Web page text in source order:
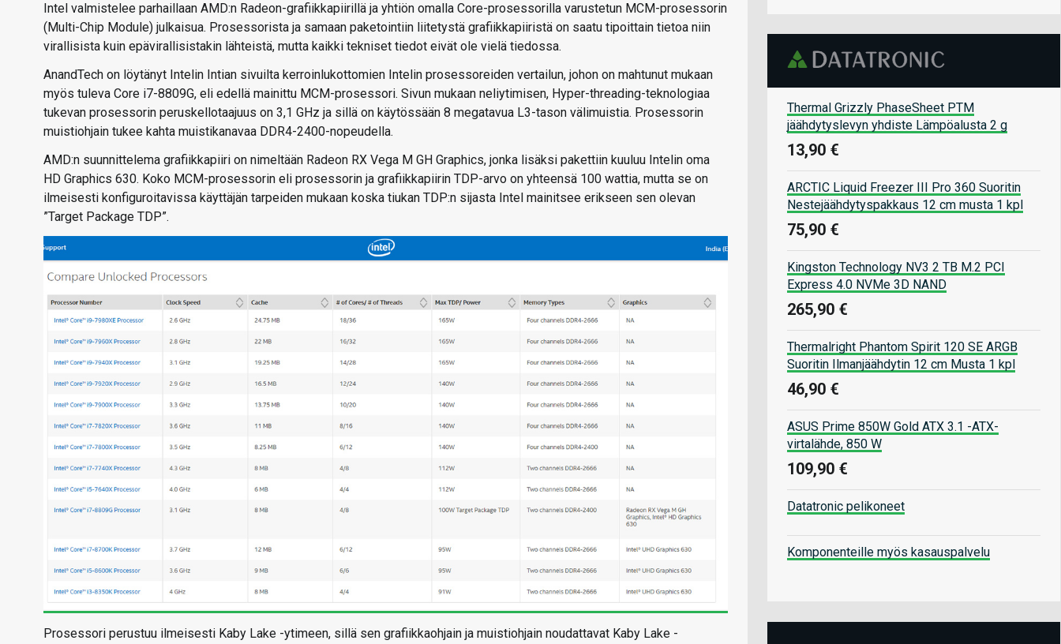
Intel valmistelee parhaillaan AMD:n Radeon-grafiikkapiirillä ja yhtiön omalla Core-prosessorilla varustetun MCM-prosessorin
(Multi-Chip Module) julkaisua. Prosessorista ja samaan paketointiin liitetystä grafiikkapiiristä on saatu tipoittain tietoa niin
virallisista kuin epävirallisistakin lähteistä, mutta kaikki tekniset tiedot eivät ole vielä tiedossa.
AnandTech on löytänyt Intelin Intian sivuilta kerroinlukottomien Intelin prosessoreiden vertailun, johon on mahtunut mukaan
myös tuleva Core i7-8809G, eli edellä mainittu MCM-prosessori. Sivun mukaan neliytimisen, Hyper-threading-teknologiaa
tukevan prosessorin peruskellotaajuus on 3,1 GHz ja sillä on käytössään 8 megatavua L3-tason välimuistia. Prosessorin
muistiohjain tukee kahta muistikanavaa DDR4-2400-nopeudella.
AMD:n suunnittelema grafiikkapiiri on nimeltään Radeon RX Vega M GH Graphics, jonka lisäksi pakettiin kuuluu Intelin oma
HD Graphics 630. Koko MCM-prosessorin eli prosessorin ja grafiikkapiirin TDP-arvo on yhteensä 100 wattia, mutta se on
ilmeisesti konfiguroitavissa käyttäjän tarpeiden mukaan koska tiukan TDP:n sijasta Intel mainitsee erikseen sen olevan
”Target Package TDP”.
Prosessori perustuu ilmeisesti Kaby Lake -ytimeen, sillä sen grafiikkaohjain ja muistiohjain noudattavat Kaby Lake -
Thermal Grizzly PhaseSheet PTM
jäähdytyslevyn yhdiste Lämpöalusta 2 g
13,90 €
ARCTIC Liquid Freezer III Pro 360 Suoritin
Nestejäähdytyspakkaus 12 cm musta 1 kpl
75,90 €
Kingston Technology NV3 2 TB M.2 PCI
Express 4.0 NVMe 3D NAND
265,90 €
Thermalright Phantom Spirit 120 SE ARGB
Suoritin Ilmanjäähdytin 12 cm Musta 1 kpl
46,90 €
ASUS Prime 850W Gold ATX 3.1 -ATX-
virtalähde, 850 W
109,90 €
Datatronic pelikoneet
Komponenteille myös kasauspalvelu